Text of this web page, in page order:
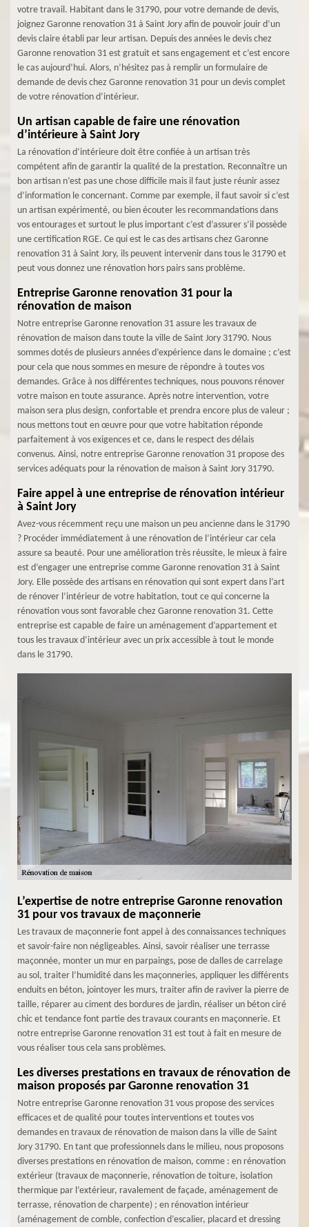
votre travail. Habitant dans le 31790, pour votre demande de devis,
joignez Garonne renovation 31 à Saint Jory afin de pouvoir jouir d’un
devis claire établi par leur artisan. Depuis des années le devis chez
Garonne renovation 31 est gratuit et sans engagement et c’est encore
le cas aujourd’hui. Alors, n’hésitez pas à remplir un formulaire de
demande de devis chez Garonne renovation 31 pour un devis complet
de votre rénovation d’intérieur.
Un artisan capable de faire une rénovation
d’intérieure à Saint Jory
La rénovation d’intérieure doit être confiée à un artisan très
compétent afin de garantir la qualité de la prestation. Reconnaître un
bon artisan n’est pas une chose difficile mais il faut juste réunir assez
d’information le concernant. Comme par exemple, il faut savoir si c’est
un artisan expérimenté, ou bien écouter les recommandations dans
vos entourages et surtout le plus important c’est d’assurer s’il possède
une certification RGE. Ce qui est le cas des artisans chez Garonne
renovation 31 à Saint Jory, ils peuvent intervenir dans tous le 31790 et
peut vous donnez une rénovation hors pairs sans problème.
Entreprise Garonne renovation 31 pour la
rénovation de maison
Notre entreprise Garonne renovation 31 assure les travaux de
rénovation de maison dans toute la ville de Saint Jory 31790. Nous
sommes dotés de plusieurs années d’expérience dans le domaine ; c’est
pour cela que nous sommes en mesure de répondre à toutes vos
demandes. Grâce à nos différentes techniques, nous pouvons rénover
votre maison en toute assurance. Après notre intervention, votre
maison sera plus design, confortable et prendra encore plus de valeur ;
nous mettons tout en œuvre pour que votre habitation réponde
parfaitement à vos exigences et ce, dans le respect des délais
convenus. Ainsi, notre entreprise Garonne renovation 31 propose des
services adéquats pour la rénovation de maison à Saint Jory 31790.
Faire appel à une entreprise de rénovation intérieur
à Saint Jory
Avez-vous récemment reçu une maison un peu ancienne dans le 31790
? Procéder immédiatement à une rénovation de l’intérieur car cela
assure sa beauté. Pour une amélioration très réussite, le mieux à faire
est d’engager une entreprise comme Garonne renovation 31 à Saint
Jory. Elle possède des artisans en rénovation qui sont expert dans l’art
de rénover l’intérieur de votre habitation, tout ce qui concerne la
rénovation vous sont favorable chez Garonne renovation 31. Cette
entreprise est capable de faire un aménagement d’appartement et
tous les travaux d’intérieur avec un prix accessible à tout le monde
dans le 31790.
L’expertise de notre entreprise Garonne renovation
31 pour vos travaux de maçonnerie
Les travaux de maçonnerie font appel à des connaissances techniques
et savoir-faire non négligeables. Ainsi, savoir réaliser une terrasse
maçonnée, monter un mur en parpaings, pose de dalles de carrelage
au sol, traiter l’humidité dans les maçonneries, appliquer les différents
enduits en béton, jointoyer les murs, traiter afin de raviver la pierre de
taille, réparer au ciment des bordures de jardin, réaliser un béton ciré
chic et tendance font partie des travaux courants en maçonnerie. Et
notre entreprise Garonne renovation 31 est tout à fait en mesure de
vous réaliser tous cela sans problèmes.
Les diverses prestations en travaux de rénovation de
maison proposés par Garonne renovation 31
Notre entreprise Garonne renovation 31 vous propose des services
efficaces et de qualité pour toutes interventions et toutes vos
demandes en travaux de rénovation de maison dans la ville de Saint
Jory 31790. En tant que professionnels dans le milieu, nous proposons
diverses prestations en rénovation de maison, comme : en rénovation
extérieur (travaux de maçonnerie, rénovation de toiture, isolation
thermique par l’extérieur, ravalement de façade, aménagement de
terrasse, rénovation de charpente) ; en rénovation intérieur
(aménagement de comble, confection d’escalier, placard et dressing